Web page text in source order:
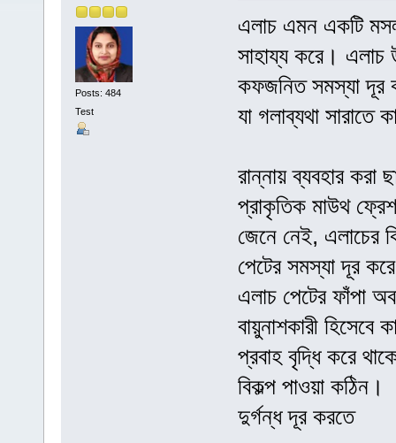
Posts: 484
Test
এলাচ এমন একটি
সাহায্য করে। এলাচ
কফজনিত সমস্যা দূর
যা গলাব্যথা সারাতে
রান্নায় ব্যবহার করা
প্রাকৃতিক মাউথ
জেনে নেই, এলাচের
পেটের সমস্যা দূর করে
এলাচ পেটের ফাঁপা
বায়ুনাশকারী হিসেবে
প্রবাহ বৃদ্ধি করে
বিকল্প পাওয়া কঠিন।
দুর্গন্ধ দূর করতে